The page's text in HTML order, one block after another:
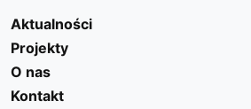
Aktualności
Projekty
O nas
Kontakt